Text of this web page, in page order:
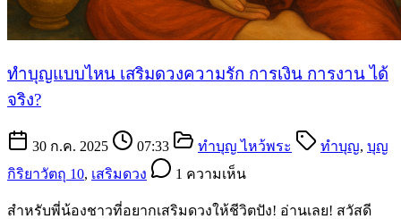
ทำบุญแบบไหน เสริมดวงความรัก การเงิน การงาน ได้
จริง?
30 ก.ค. 2025 07:33 ทำบุญ ไหว้พระ ทำบุญ, บุญ
กิริยาวัตถุ 10, เสริมดวง 1 ความเห็น
สำหรับพี่น้องชาวที่อยากเสริมดวงให้ชีวิตปัง! อ่านเลย! สวัสดี